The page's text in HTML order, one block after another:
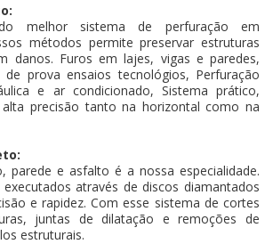
do melhor sistema de perfuração em
métodos permite preservar estruturas
danos. Furos em lajes, vigas e paredes,
prova ensaios tecnológios, Perfuração
e ar condicionado, Sistema prático,
precisão tanto na horizontal como na
parede e asfalto é a nossa especialidade.
executados através de discos diamantados
e rapidez. Com esse sistema de cortes
juntas de dilatação e remoções de
estruturais.